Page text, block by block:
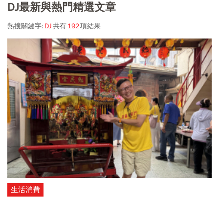
DJ最新與熱門精選文章
熱搜關鍵字: DJ共有192項結果
生活消費